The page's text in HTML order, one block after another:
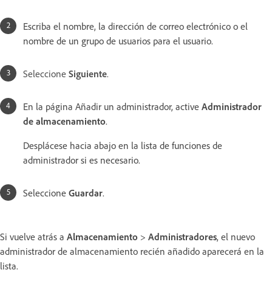
Escriba el nombre, la dirección de correo electrónico o el
nombre de un grupo de usuarios para el usuario.
Seleccione Siguiente.
En la página Añadir un administrador, active Administrador
de almacenamiento.
Desplácese hacia abajo en la lista de funciones de
administrador si es necesario.
Seleccione Guardar.
Si vuelve atrás a Almacenamiento > Administradores, el nuevo
administrador de almacenamiento recién añadido aparecerá en la
lista.